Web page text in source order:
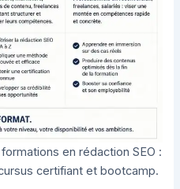
en rédaction SEO :
certifiant et bootcamp.